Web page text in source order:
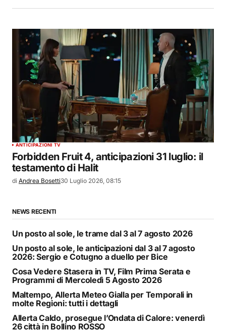
ANTICIPAZIONI TV
Forbidden Fruit 4, anticipazioni 31 luglio: il
testamento di Halit
di Andrea Bosetti30 Luglio 2026, 08:15
NEWS RECENTI
Un posto al sole, le trame dal 3 al 7 agosto 2026
Un posto al sole, le anticipazioni dal 3 al 7 agosto
2026: Sergio e Cotugno a duello per Bice
Cosa Vedere Stasera in TV, Film Prima Serata e
Programmi di Mercoledì 5 Agosto 2026
Maltempo, Allerta Meteo Gialla per Temporali in
molte Regioni: tutti i dettagli
Allerta Caldo, prosegue l’Ondata di Calore: venerdì
26 città in Bollino ROSSO